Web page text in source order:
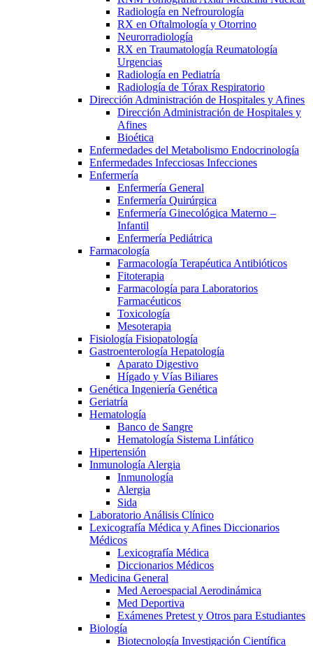
Radiología en Nefrourología
RX en Oftalmología y Otorrino
Neurorradiología
RX en Traumatología Reumatología
Urgencias
Radiología en Pediatría
Radiología de Tórax Respiratorio
Dirección Administración de Hospitales y Afines
Dirección Administración de Hospitales y
Afines
Bioética
Enfermedades del Metabolismo Endocrinología
Enfermedades Infecciosas Infecciones
Enfermería
Enfermería General
Enfermería Quirúrgica
Enfermería Ginecológica Materno –
Infantil
Enfermería Pediátrica
Farmacología
Farmacología Terapéutica Antibióticos
Fitoterapia
Farmacología para Laboratorios
Farmacéuticos
Toxicología
Mesoterapia
Fisiología Fisiopatología
Gastroenterología Hepatología
Aparato Digestivo
Hígado y Vías Biliares
Genética Ingeniería Genética
Geriatría
Hematología
Banco de Sangre
Hematología Sistema Linfático
Hipertensión
Inmunología Alergia
Inmunología
Alergia
Sida
Laboratorio Análisis Clínico
Lexicografía Médica y Afines Diccionarios
Médicos
Lexicografía Médica
Diccionarios Médicos
Medicina General
Med Aeroespacial Aerodinámica
Med Deportiva
Exámenes Pretest y Otros para Estudiantes
Biología
Biotecnología Investigación Científica